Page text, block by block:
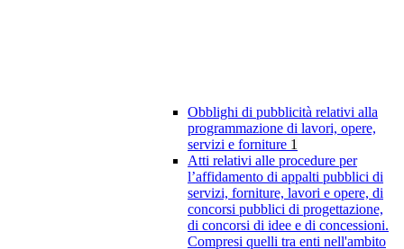
Obblighi di pubblicità relativi alla
programmazione di lavori, opere,
servizi e forniture 1
Atti relativi alle procedure per
l’affidamento di appalti pubblici di
servizi, forniture, lavori e opere, di
concorsi pubblici di progettazione,
di concorsi di idee e di concessioni.
Compresi quelli tra enti nell'ambito